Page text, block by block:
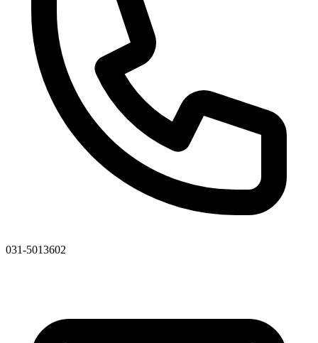
031-5013602